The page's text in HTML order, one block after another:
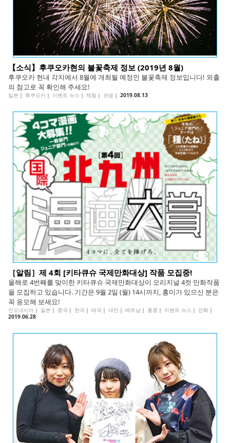
【소식】후쿠오카현의 불꽃축제 정보 (2019년 8월)
후쿠오카 현내 각지에서 8월에 개최될 예정인 불꽃축제 정보입니다! 외출
의 참고로 꼭 확인해 주세요!
일본 ｜ 후쿠오카｜ 이벤트 뉴스 ｜ 체험 ｜ 관광｜ 2019.08.13
［알림］제 4회 [키타큐슈 국제만화대상] 작품 모집중!
올해로 4번째를 맞이한 키타큐슈 국제만화대상이 오리지널 4컷 만화작품
을 모집하고 있습니다. 기간은 9월 2일 (월) 14시까지, 흥미가 있으신 분은
꼭 응모해 보세요!
인도네시아｜ 일본 ｜ 중국 ｜ 한국 ｜ 태국 ｜ 대만｜ 베트남｜ 홍콩 ｜ 이벤트 뉴스 ｜ 만화｜
2019.06.28